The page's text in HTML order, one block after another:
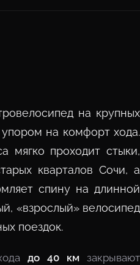
на крупных
упором на комфорт хода.
мягко проходит стыки,
кварталов Сочи, а
спину на длинной
«взрослый» велосипед
поездок.
до 40 км закрывают